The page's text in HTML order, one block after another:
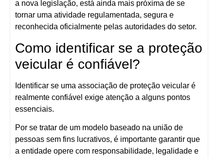
a nova legislação, está ainda mais próxima de se
tornar uma atividade regulamentada, segura e
reconhecida oficialmente pelas autoridades do setor.
Como identificar se a proteção
veicular é confiável?
Identificar se uma associação de proteção veicular é
realmente confiável exige atenção a alguns pontos
essenciais.
Por se tratar de um modelo baseado na união de
pessoas sem fins lucrativos, é importante garantir que
a entidade opere com responsabilidade, legalidade e